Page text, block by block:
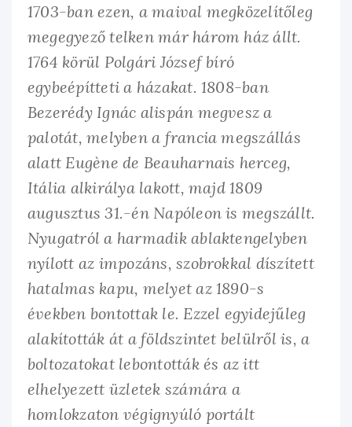
1703-ban ezen, a maival megközelítőleg
megegyező telken már három ház állt.
1764 körül Polgári József bíró
egybeépítteti a házakat. 1808-ban
Bezerédy Ignác alispán megvesz a
palotát, melyben a francia megszállás
alatt Eugène de Beauharnais herceg,
Itália alkirálya lakott, majd 1809
augusztus 31.-én Napóleon is megszállt.
Nyugatról a harmadik ablaktengelyben
nyílott az impozáns, szobrokkal díszített
hatalmas kapu, melyet az 1890-s
években bontottak le. Ezzel egyidejűleg
alakították át a földszintet belülről is, a
boltozatokat lebontották és az itt
elhelyezett üzletek számára a
homlokzaton végignyúló portált